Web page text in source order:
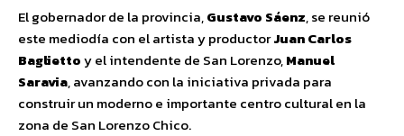
El gobernador de la provincia,Gustavo Sáenz, se reunió
este mediodía con el artista y productorJuan Carlos
Bagliettoy el intendente de San Lorenzo,Manuel
Saravia, avanzando con la iniciativa privada para
construir un moderno e importante centro cultural en la
zona de San Lorenzo Chico.